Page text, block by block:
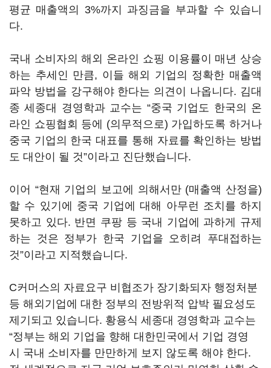
평균 매출액의 3%까지 과징금을 부과할 수 있습니
다.
국내 소비자의 해외 온라인 쇼핑 이용률이 매년 상승
하는 추세인 만큼, 이들 해외 기업의 정확한 매출액
파악 방법을 강구해야 한다는 의견이 나옵니다. 김대
종 세종대 경영학과 교수는 “중국 기업도 한국의 온
라인 쇼핑협회 등에 (의무적으로) 가입하도록 하거나
중국 기업의 한국 대표를 통해 자료를 확인하는 방법
도 대안이 될 것”이라고 진단했습니다.
이어 “현재 기업의 보고에 의해서만 (매출액 산정을)
할 수 있기에 중국 기업에 대해 아무런 조치를 하지
못하고 있다. 반면 쿠팡 등 국내 기업에 과하게 규제
하는 것은 정부가 한국 기업을 오히려 푸대접하는
것”이라고 지적했습니다.
C커머스의 자료요구 비협조가 장기화되자 행정처분
등 해외기업에 대한 정부의 전방위적 압박 필요성도
제기되고 있습니다. 황용식 세종대 경영학과 교수는
“정부는 해외 기업을 향해 대한민국에서 기업 경영
시 국내 소비자를 만만하게 보지 않도록 해야 한다.